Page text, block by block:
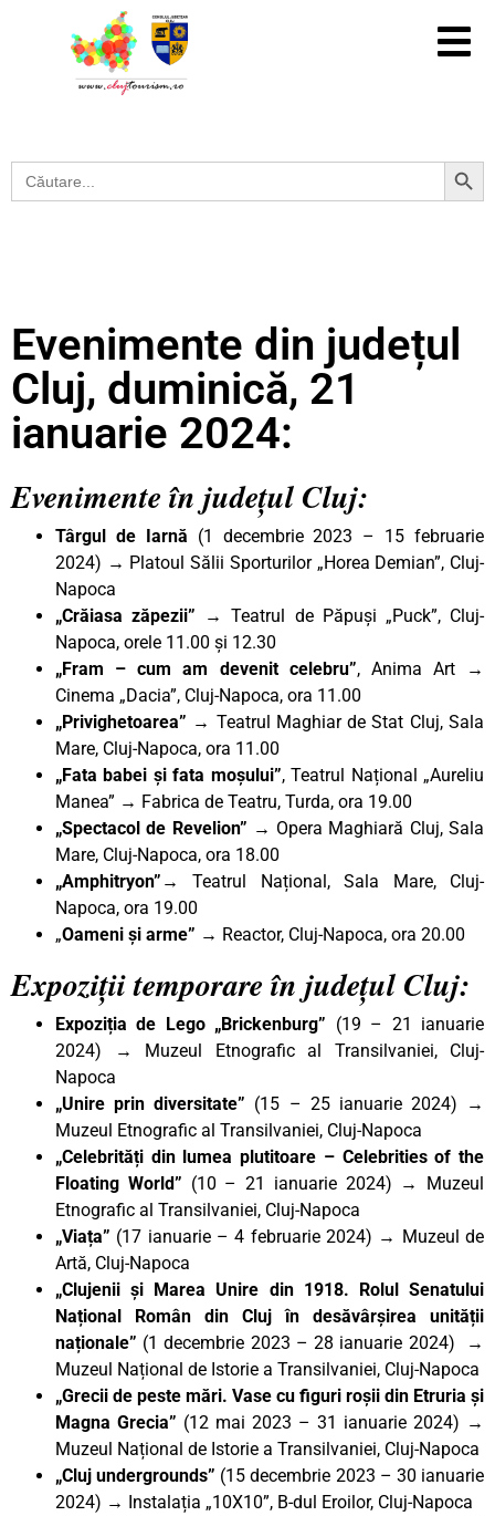
Search
for:
Search Button
Evenimente din județul
Cluj, duminică, 21
ianuarie 2024:
Evenimente în județul Cluj:
Târgul de Iarnă (1 decembrie 2023 – 15 februarie
2024) → Platoul Sălii Sporturilor „Horea Demian”, Cluj-
Napoca
„Crăiasa zăpezii” → Teatrul de Păpuși „Puck”, Cluj-
Napoca, orele 11.00 și 12.30
„Fram – cum am devenit celebru”, Anima Art →
Cinema „Dacia”, Cluj-Napoca, ora 11.00
„Privighetoarea” → Teatrul Maghiar de Stat Cluj, Sala
Mare, Cluj-Napoca, ora 11.00
„Fata babei și fata moșului”, Teatrul Național „Aureliu
Manea” → Fabrica de Teatru, Turda, ora 19.00
„Spectacol de Revelion” → Opera Maghiară Cluj, Sala
Mare, Cluj-Napoca, ora 18.00
„Amphitryon” → Teatrul Național, Sala Mare, Cluj-
Napoca, ora 19.00
„Oameni și arme” → Reactor, Cluj-Napoca, ora 20.00
Expoziții temporare în județul Cluj:
Expoziția de Lego „Brickenburg” (19 – 21 ianuarie
2024) → Muzeul Etnografic al Transilvaniei, Cluj-
Napoca
„Unire prin diversitate” (15 – 25 ianuarie 2024) →
Muzeul Etnografic al Transilvaniei, Cluj-Napoca
„Celebrități din lumea plutitoare – Celebrities of the
Floating World” (10 – 21 ianuarie 2024) → Muzeul
Etnografic al Transilvaniei, Cluj-Napoca
„Viața” (17 ianuarie – 4 februarie 2024) → Muzeul de
Artă, Cluj-Napoca
„Clujenii și Marea Unire din 1918. Rolul Senatului
Național Român din Cluj în desăvârșirea unității
naționale” (1 decembrie 2023 – 28 ianuarie 2024) →
Muzeul Național de Istorie a Transilvaniei, Cluj-Napoca
„Grecii de peste mări. Vase cu figuri roșii din Etruria și
Magna Grecia” (12 mai 2023 – 31 ianuarie 2024) →
Muzeul Național de Istorie a Transilvaniei, Cluj-Napoca
„Cluj undergrounds” (15 decembrie 2023 – 30 ianuarie
2024) → Instalația „10X10”, B-dul Eroilor, Cluj-Napoca